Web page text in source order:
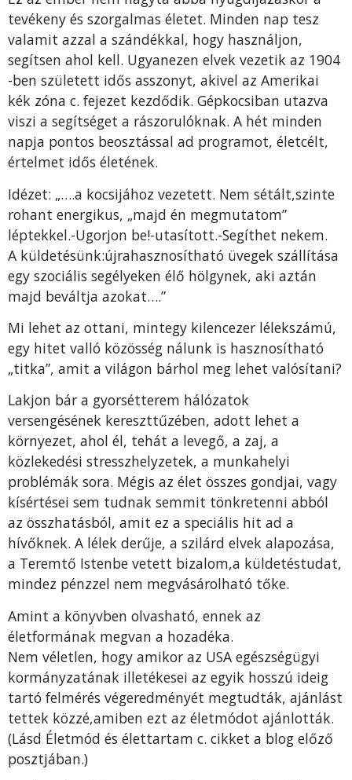
tevékeny és szorgalmas életet. Minden nap tesz
valamit azzal a szándékkal, hogy használjon,
segítsen ahol kell. Ugyanezen elvek vezetik az 1904
-ben született idős asszonyt, akivel az Amerikai
kék zóna c. fejezet kezdődik. Gépkocsiban utazva
viszi a segítséget a rászorulóknak. A hét minden
napja pontos beosztással ad programot, életcélt,
értelmet idős életének.
Idézet: „….a kocsijához vezetett. Nem sétált,szinte
rohant energikus, „majd én megmutatom”
léptekkel.-Ugorjon be!-utasított.-Segíthet nekem.
A küldetésünk:újrahasznosítható üvegek szállítása
egy szociális segélyeken élő hölgynek, aki aztán
majd beváltja azokat….”
Mi lehet az ottani, mintegy kilencezer lélekszámú,
egy hitet valló közösség nálunk is hasznosítható
„titka”, amit a világon bárhol meg lehet valósítani?
Lakjon bár a gyorsétterem hálózatok
versengésének kereszttűzében, adott lehet a
környezet, ahol él, tehát a levegő, a zaj, a
közlekedési stresszhelyzetek, a munkahelyi
problémák sora. Mégis az élet összes gondjai, vagy
kísértései sem tudnak semmit tönkretenni abból
az összhatásból, amit ez a speciális hit ad a
hívőknek. A lélek derűje, a szilárd elvek alapozása,
a Teremtő Istenbe vetett bizalom,a küldetéstudat,
mindez pénzzel nem megvásárolható tőke.
Amint a könyvben olvasható, ennek az
életformának megvan a hozadéka.
Nem véletlen, hogy amikor az USA egészségügyi
kormányzatának illetékesei az egyik hosszú ideig
tartó felmérés végeredményét megtudták, ajánlást
tettek közzé,amiben ezt az életmódot ajánlották.
(Lásd Életmód és élettartam c. cikket a blog előző
posztjában.)